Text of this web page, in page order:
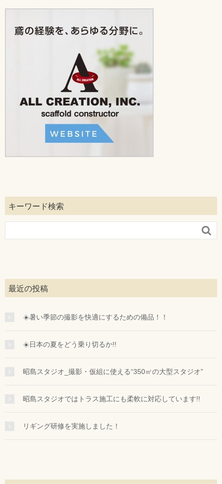
キーワード検索

最近の投稿
☀️暑い季節の撮影を快適にするための備品！！
☀️日本の夏をどう乗り切るか!!
昭島スタジオ_撮影・仮組に使える“350㎡の大型スタジオ”
昭島スタジオではトラス施工にも柔軟に対応しています!!
リギング研修を実施しました！